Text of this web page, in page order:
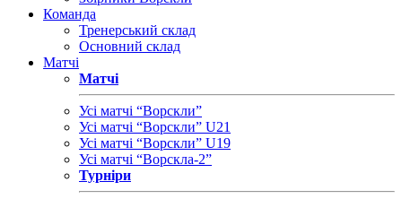
Команда
Тренерський склад
Основний склад
Матчі
Матчі
Усі матчі “Ворскли”
Усі матчі “Ворскли” U21
Усі матчі “Ворскли” U19
Усі матчі “Ворскла-2”
Турніри